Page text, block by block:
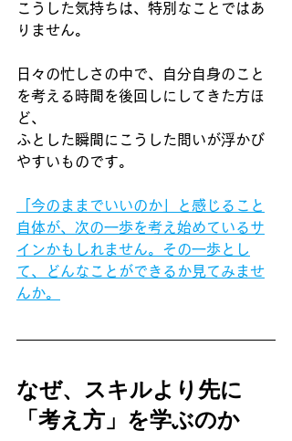
こうした気持ちは、特別なことではあ
りません。
日々の忙しさの中で、自分自身のこと
を考える時間を後回しにしてきた方ほ
ど、
ふとした瞬間にこうした問いが浮かび
やすいものです。
「今のままでいいのか」と感じること
自体が、次の一歩を考え始めているサ
インかもしれません。その一歩とし
て、どんなことができるか見てみませ
んか。
なぜ、スキルより先に
「考え方」を学ぶのか